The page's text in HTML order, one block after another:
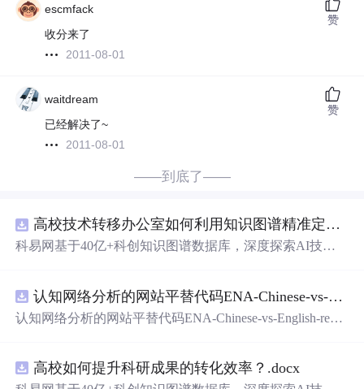
escmfack
收分来了
2011-08-01
赞
waitdream
已经解决了~
2011-08-01
赞
——到底了——
高校技术转移办公室如何利用知识图谱精准定位产业需求与技术适配点？.docx
科易网基于40亿+科创知识图谱数据库，深度探索AI技术
新领域的AI+数智化解决方案，推动科技创新与产业创新
智能化发展。
认知网络分析的网站平替代码ENA-Chinese-vs-English-reproducible.zip
认知网络分析的网站平替代码ENA-Chinese-vs-English-repro
高校如何提升科研成果的转化效率？.docx